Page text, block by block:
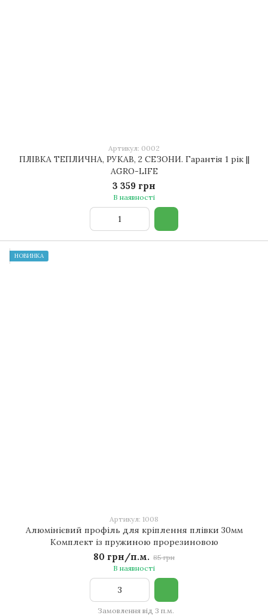
Артикул: 0002
ПЛІВКА ТЕПЛИЧНА, РУКАВ, 2 СЕЗОНИ. Гарантія 1 рік ||
AGRO-LIFE
3 359 грн
В наявності
НОВИНКА
Артикул: 1008
Алюмінієвий профіль для кріплення плівки 30мм
Комплект із пружиною прорезиновою
80 грн/п.м. 85 грн
В наявності
Замовлення від 3 п.м.